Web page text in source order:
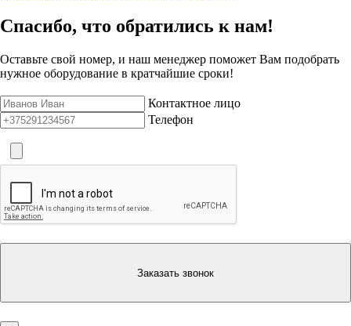
Спасибо, что обратились к нам!
Оставьте свой номер, и наш менеджер поможет Вам подобрать
нужное оборудование в кратчайшие сроки!
Контактное лицо
Телефон
Заказать звонок